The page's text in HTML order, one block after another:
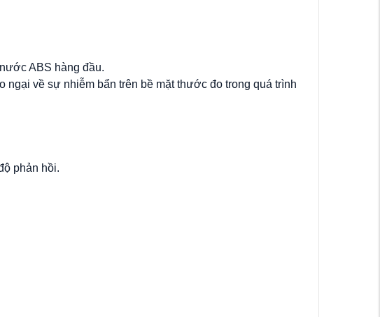
ABS hàng đầu.
về sự nhiễm bẩn trên bề mặt thước đo trong quá trình
phản hồi.